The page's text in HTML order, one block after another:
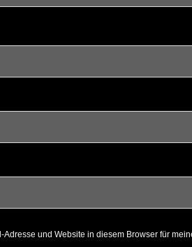
Adresse und Website in diesem Browser für